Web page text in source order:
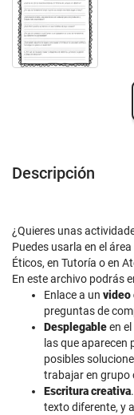
Descripción
¿Quieres unas
Puedes usarla en el
Éticos, en Tutoría o en
En este archivo podrás
Enlace a un video
preguntas de
Desplegableen
las que aparecen
posibles
trabajar en grupo
Escritura creativa
texto diferente, y